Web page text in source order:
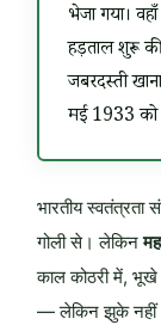
भेजा गया।
हड़ताल शुरू
जबरदस्ती
मई 1933 को
भारतीय
गोली से। लेकिन
काल कोठरी में,
— लेकिन झुके